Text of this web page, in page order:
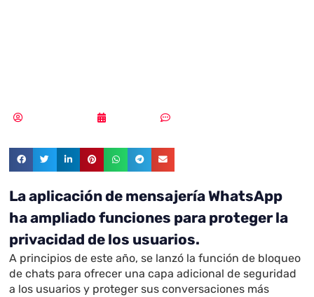
La aplicación de mensajería WhatsApp
ha ampliado funciones para proteger la
privacidad de los usuarios.
A principios de este año, se lanzó la función de bloqueo
de chats para ofrecer una capa adicional de seguridad
a los usuarios y proteger sus conversaciones más